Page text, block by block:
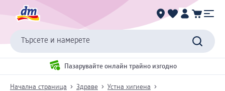
Търсете и намерете
Пазарувайте онлайн трайно изгодно
Начална страница Здраве
Устна хигиена